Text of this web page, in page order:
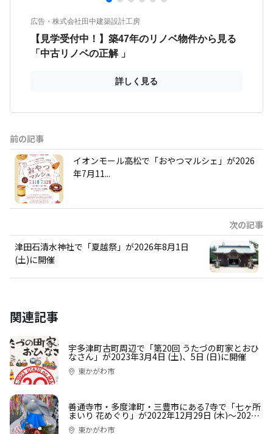
前の記事
イオンモール高松で「おやつマルシェ」が2026
年7月11...
次の記事
津田石清水神社で「夏越祭」が2026年8月1日
(土)に開催
関連記事
宇多津町古町周辺で「第20回 うたづの町家とおひ
なさん」が2023年3月4日 (土)、5日 (日)に開催
東かがわ市
善通寺市・多度津町・三豊市にある7寺で「七ヶ所
まいり 花めぐり」が2022年12月29日 (木)〜2023
年1月31日 (火)まで開催中
東かがわ市